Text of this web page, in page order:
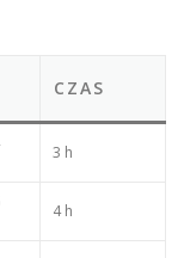
CZAS
3 h
4 h